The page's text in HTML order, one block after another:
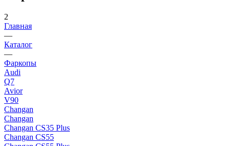
2
Главная
—
Каталог
—
Фаркопы
Audi
Q7
Avior
V90
Changan
Changan
Changan CS35 Plus
Changan CS55